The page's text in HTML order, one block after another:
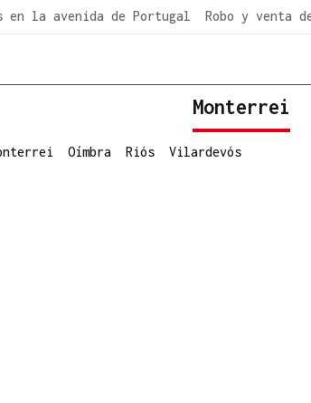
en la avenida de Portugal Robo y venta
Monterrei
Oímbra Riós Vilardevós